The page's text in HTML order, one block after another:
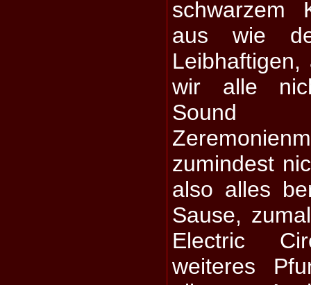
schwarzem
aus wie
wir alle
Sound
zumindest
also alles
Sause,
Electric
weiteres